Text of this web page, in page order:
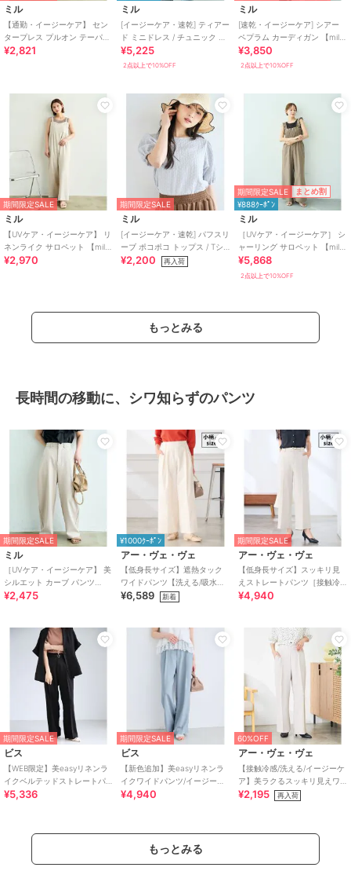
ミル
【通勤・イージーケア】 セン
タープレス プルオン テーパー
ドパンツ / 新色登場♪ 【mil/ミ
¥2,821
ミル
[イージーケア・速乾] ティアー
ド ミニドレス / チュニック ブ
ラウス 【mil/ミル】
¥5,225
2点以上で10%OFF
ミル
[速乾・イージーケア] シアー
ペプラム カーディガン 【mil/
ミル】
¥3,850
2点以上で10%OFF
期間限定SALE
ミル
【UVケア・イージーケア】 リ
ネンライク サロペット 【mil/
ミル】
¥2,970
期間限定SALE
ミル
[イージーケア・速乾] パフスリ
ーブ ポコポコ トップス / Tシ
ャツ 【mil (ミル)】
¥2,200 再入荷
期間限定SALE まとめ割
¥888ｸｰﾎﾟﾝ
ミル
［UVケア・イージーケア］ シ
ャーリング サロペット 【mil/
ミル】
¥5,868
2点以上で10%OFF
もっとみる
長時間の移動に、シワ知らずのパンツ
期間限定SALE
ミル
［UVケア・イージーケア】 美
シルエット カーブ パンツ
【mil (ミル)】
¥2,475
¥1000ｸｰﾎﾟﾝ
アー・ヴェ・ヴェ
【低身長サイズ】遮熱タック
ワイドパンツ【洗える/吸水速
乾/イージーケア/接触冷感】
¥6,589 新着
期間限定SALE
アー・ヴェ・ヴェ
【低身長サイズ】スッキリ見
えストレートパンツ［接触冷
感/速乾/UVカット/イージーケ
¥4,940
期間限定SALE
ビス
【WEB限定】美easyリネンラ
イクベルテッドストレートパ
ンツ/イージーケア・接触冷感
¥5,336
期間限定SALE
ビス
【新色追加】美easyリネンラ
イクワイドパンツ/イージーケ
ア・接触冷感・セットアップ
¥4,940
60%OFF
アー・ヴェ・ヴェ
【接触冷感/洗える/イージーケ
ア】美ラクるスッキリ見えワ
イドパンツ
¥2,195 再入荷
もっとみる